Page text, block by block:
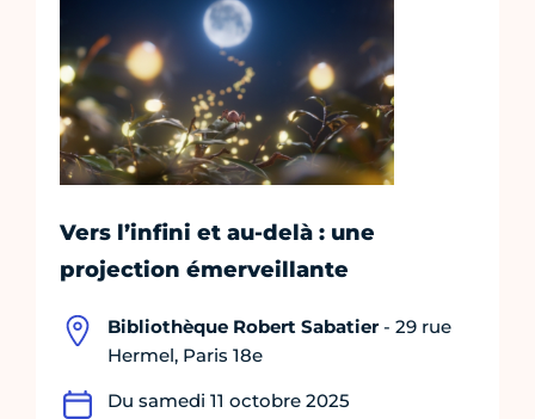
Vers l’infini et au-delà : une
projection émerveillante
Bibliothèque Robert Sabatier- 29 rue
Hermel, Paris 18e
Du samedi 11 octobre 2025